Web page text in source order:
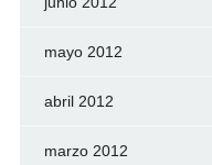
mayo 2012
abril 2012
marzo 2012